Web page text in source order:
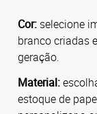
Cor: selecione
branco criadas
geração.
Material:
estoque de